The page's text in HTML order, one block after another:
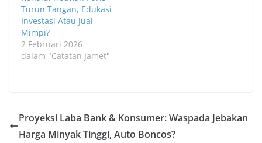
Turun Tangan, Edukasi
Investasi Atau Jual
Mimpi?
2 Februari 2026
dalam "Catatan Jamet"
Proyeksi Laba Bank & Konsumer: Waspada Jebakan
Harga Minyak Tinggi, Auto Boncos?